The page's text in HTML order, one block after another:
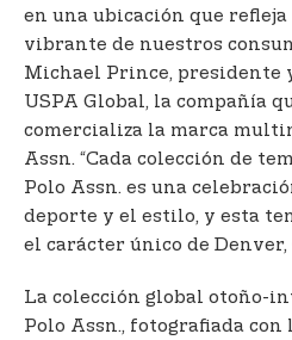
en una ubicación que
vibrante de nuestros
Michael Prince, presidente
USPA Global, la compañía
comercializa la marca
Assn. “Cada colección de
Polo Assn. es una
deporte y el estilo, y esta
el carácter único de Denver,
La colección global otoño-
Polo Assn., fotografiada con